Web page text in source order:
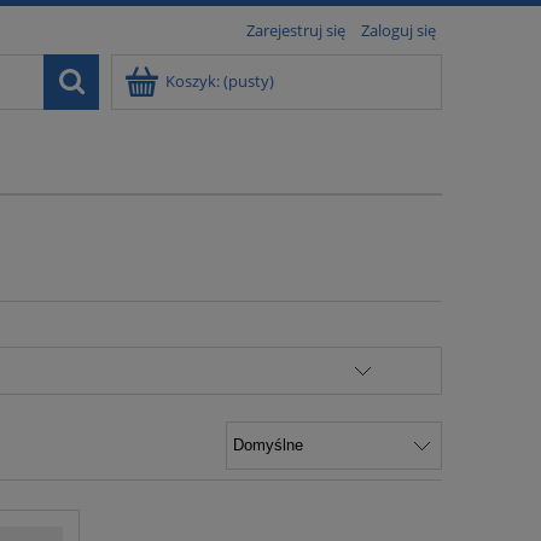
Zarejestruj się Zaloguj się
Koszyk:(pusty)